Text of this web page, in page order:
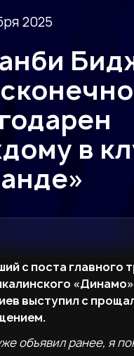
2025
в
с поста главного
выступил с
объявил ранее, я